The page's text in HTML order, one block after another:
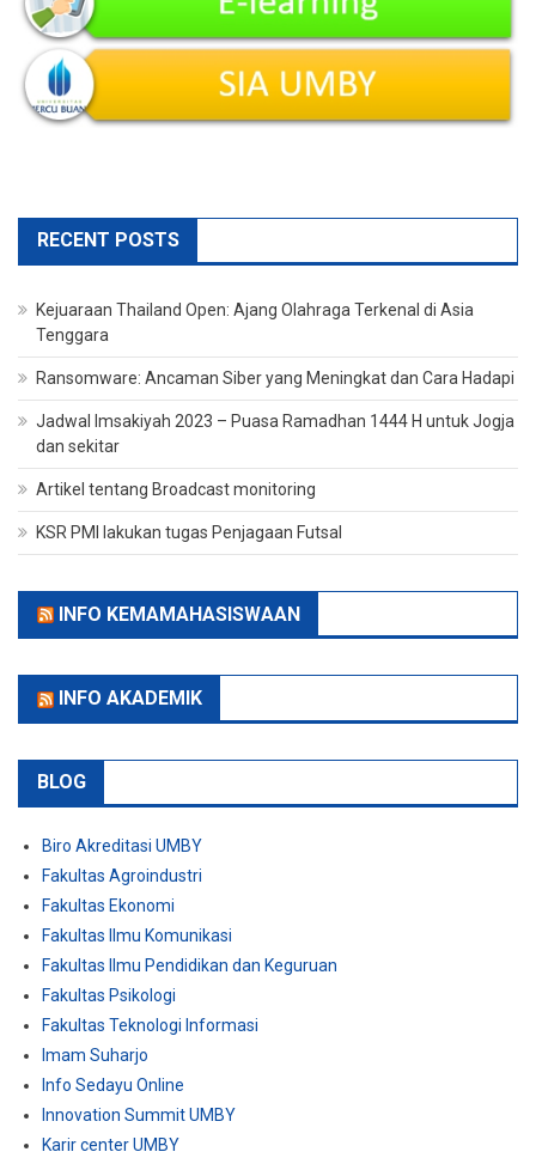
RECENT POSTS
Kejuaraan Thailand Open: Ajang Olahraga Terkenal di Asia
Tenggara
Ransomware: Ancaman Siber yang Meningkat dan Cara Hadapi
Jadwal Imsakiyah 2023 – Puasa Ramadhan 1444 H untuk Jogja
dan sekitar
Artikel tentang Broadcast monitoring
KSR PMI lakukan tugas Penjagaan Futsal
INFO KEMAMAHASISWAAN
INFO AKADEMIK
BLOG
Biro Akreditasi UMBY
Fakultas Agroindustri
Fakultas Ekonomi
Fakultas Ilmu Komunikasi
Fakultas Ilmu Pendidikan dan Keguruan
Fakultas Psikologi
Fakultas Teknologi Informasi
Imam Suharjo
Info Sedayu Online
Innovation Summit UMBY
Karir center UMBY